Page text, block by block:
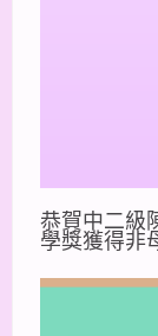
恭賀中二級
學獎獲得非